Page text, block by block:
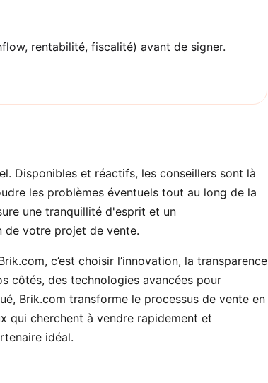
rentabilité, fiscalité) avant de signer.
Disponibles et réactifs, les conseillers sont là
les problèmes éventuels tout au long de la
une tranquillité d'esprit et un
de votre projet de vente.
c’est choisir l’innovation, la transparence
côtés, des technologies avancées pour
Brik.com transforme le processus de vente en
qui cherchent à vendre rapidement et
idéal.